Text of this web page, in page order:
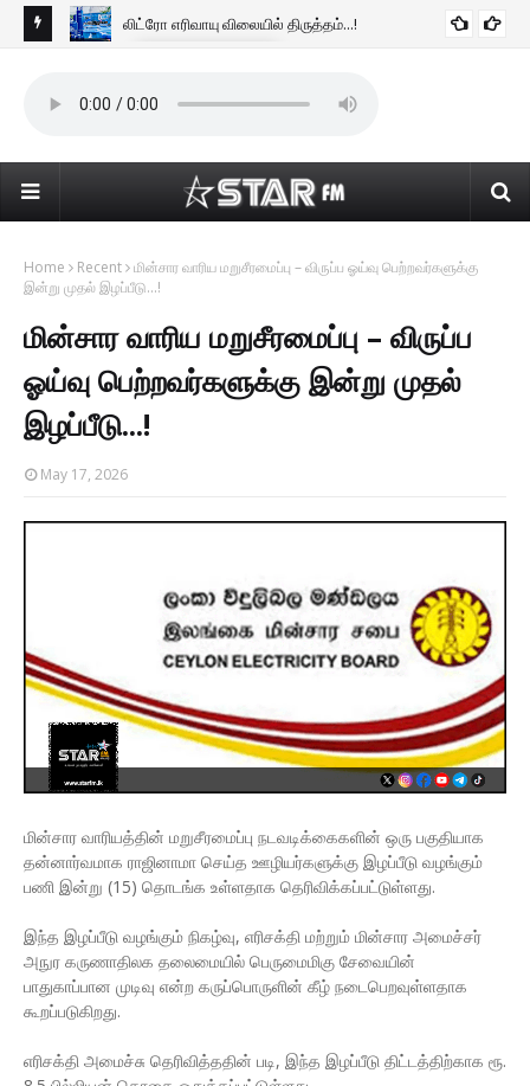
லிட்ரோ எரிவாயு விலையில் திருத்தம்...!
Home Recent மின்சார வாரிய மறுசீரமைப்பு – விருப்ப ஓய்வு பெற்றவர்களுக்கு
இன்று முதல் இழப்பீடு...!
மின்சார வாரிய மறுசீரமைப்பு – விருப்ப
ஓய்வு பெற்றவர்களுக்கு இன்று முதல்
இழப்பீடு...!
May 17, 2026
மின்சார வாரியத்தின் மறுசீரமைப்பு நடவடிக்கைகளின் ஒரு பகுதியாக
தன்னார்வமாக ராஜினாமா செய்த ஊழியர்களுக்கு இழப்பீடு வழங்கும்
பணி இன்று (15) தொடங்க உள்ளதாக தெரிவிக்கப்பட்டுள்ளது.
இந்த இழப்பீடு வழங்கும் நிகழ்வு, எரிசக்தி மற்றும் மின்சார அமைச்சர்
அநுர கருணாதிலக தலைமையில் பெருமைமிகு சேவையின்
பாதுகாப்பான முடிவு என்ற கருப்பொருளின் கீழ் நடைபெறவுள்ளதாக
கூறப்படுகிறது.
எரிசக்தி அமைச்சு தெரிவித்ததின் படி, இந்த இழப்பீடு திட்டத்திற்காக ரூ.